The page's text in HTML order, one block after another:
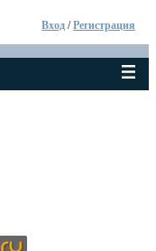
Вход /Регистрация